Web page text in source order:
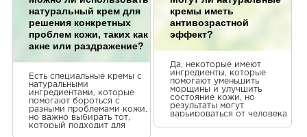
відгук
Я дуже рекомендую!
Наталя Гаврилець
натурально
Чудова ідея для подарунку.
натуральный крем для
решения конкретных
проблем кожи, таких как
акне или раздражение?
Есть специальные кремы с
натуральными
ингредиентами, которые
помогают бороться с
разными проблемами кожи,
но важно выбирать тот,
который подходит для
кремы иметь
антивозрастной
эффект?
Да, некоторые имеют
ингредиенты, которые
помогают уменьшить
морщины и улучшить
состояние кожи, но
результаты могут
варьироваться от человека